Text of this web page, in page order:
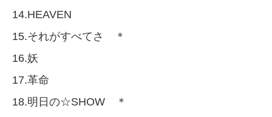
14.HEAVEN
15.それがすべてさ ＊
16.妖
17.革命
18.明日の☆SHOW ＊